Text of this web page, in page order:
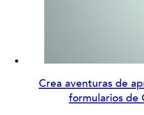
Crea aventuras de
formularios de